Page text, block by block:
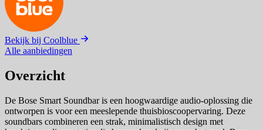
Bekijk bij Coolblue
Alle aanbiedingen
Overzicht
De Bose Smart Soundbar is een hoogwaardige audio-oplossing die
ontworpen is voor een meeslepende thuisbioscoopervaring. Deze
soundbars combineren een strak, minimalistisch design met